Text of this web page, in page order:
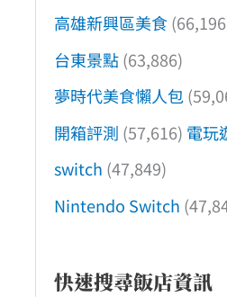
高雄新興區美食
台東景點(63,886)
夢時代美食懶人包
開箱評測 (57,616) 電玩
switch (47,849)
Nintendo Switch
快速搜尋飯店資訊